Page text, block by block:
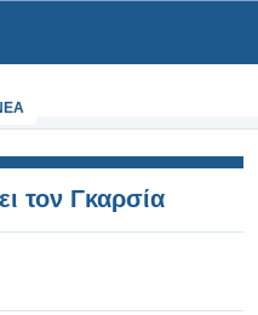
τον Γκαρσία